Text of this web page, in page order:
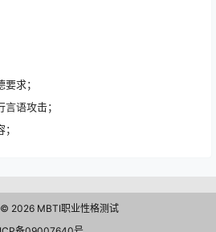
求；
语攻击；
2026 MBTI职业性格测试